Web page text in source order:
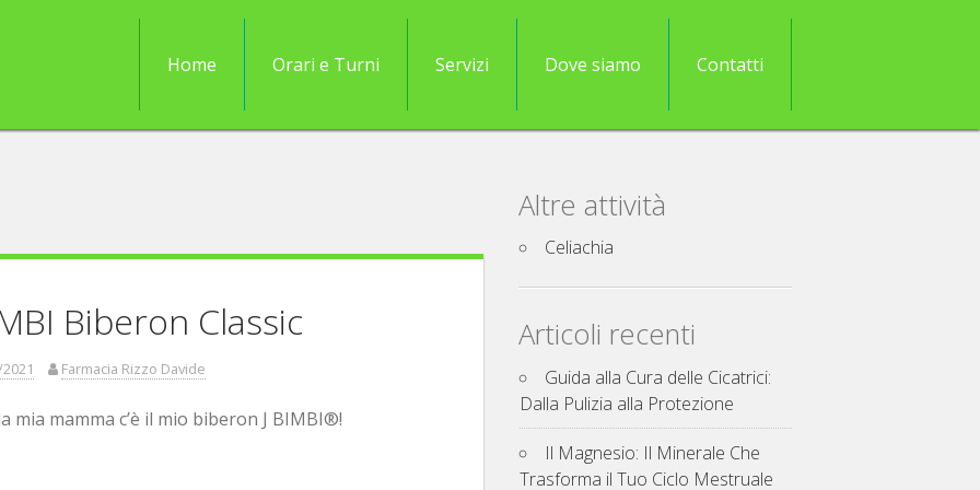
Home Orari e Turni Servizi Dove siamo Contatti
Biberon Classic
Farmacia Rizzo Davide
mia mamma c’è il mio biberon J BIMBI®!
Altre attività
Celiachia
Articoli recenti
Guida alla Cura delle Cicatrici:
Dalla Pulizia alla Protezione
Il Magnesio: Il Minerale Che
Trasforma il Tuo Ciclo Mestruale